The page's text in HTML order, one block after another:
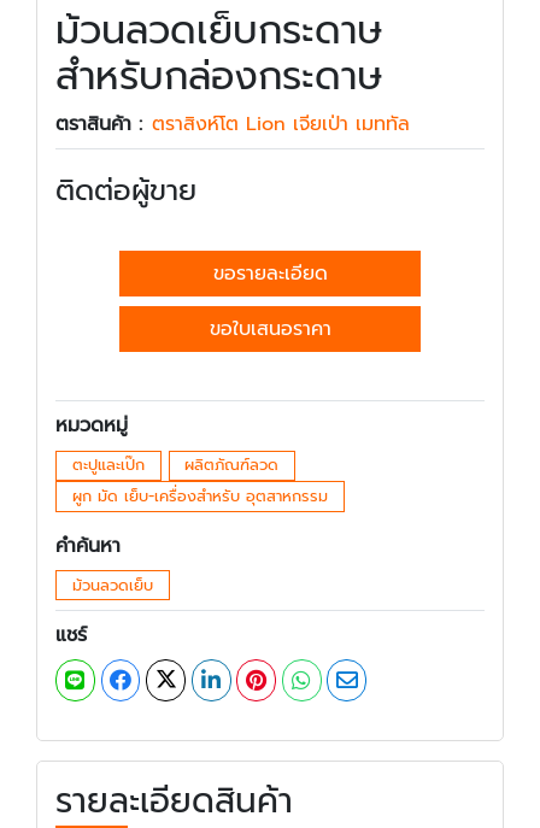
ม้วนลวดเย็บกระดาษ
สำหรับกล่องกระดาษ
ตราสินค้า : ตราสิงห์โต Lion เจียเป่า เมททัล
ติดต่อผู้ขาย
ขอรายละเอียด
ขอใบเสนอราคา
หมวดหมู่
ตะปูและเป๊ก
ผลิตภัณฑ์ลวด
ผูก มัด เย็บ-เครื่องสำหรับ อุตสาหกรรม
คำค้นหา
ม้วนลวดเย็บ
แชร์
รายละเอียดสินค้า